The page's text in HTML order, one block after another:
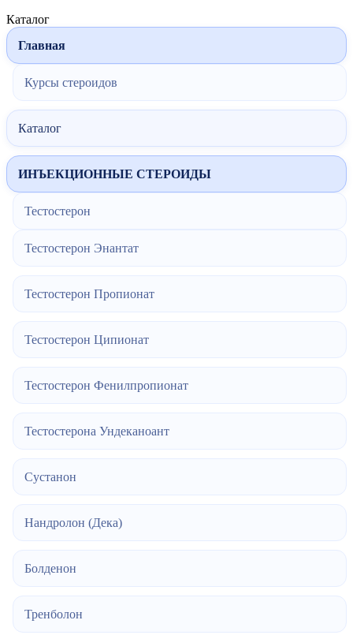
Каталог
Главная
Курсы стероидов
Каталог
ИНЪЕКЦИОННЫЕ СТЕРОИДЫ
Тестостерон
Тестостерон Энантат
Тестостерон Пропионат
Тестостерон Ципионат
Тестостерон Фенилпропионат
Тестостерона Ундеканоант
Сустанон
Нандролон (Дека)
Болденон
Тренболон